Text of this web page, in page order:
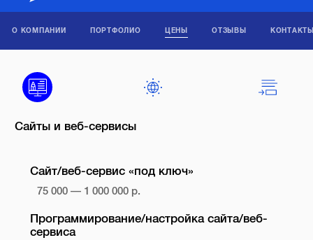
О КОМПАНИИ ПОРТФОЛИО ЦЕНЫ ОТЗЫВЫ
Сайты и веб-сервисы
Сайт/веб-сервис «под ключ»
75 000 — 1 000 000 р.
Программирование/настройка сайта/веб-
сервиса